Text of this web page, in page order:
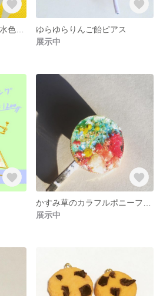
ゆらゆらりんご飴ピアス
展示中
展示中